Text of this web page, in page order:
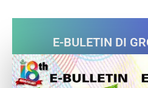
E-BULETIN DI